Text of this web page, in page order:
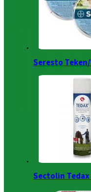
Seresto
Sectolin